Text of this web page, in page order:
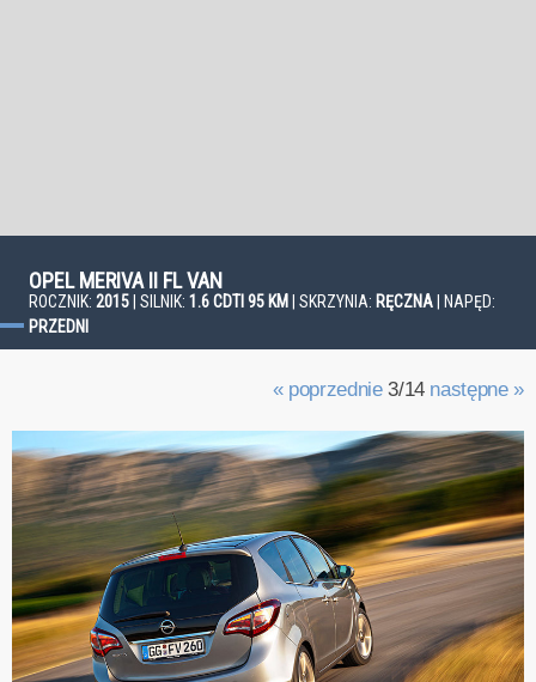
OPEL MERIVA II FL VAN
ROCZNIK: 2015 | SILNIK: 1.6 CDTI 95 KM | SKRZYNIA: RĘCZNA | NAPĘD:
PRZEDNI
« poprzednie3/14 następne »